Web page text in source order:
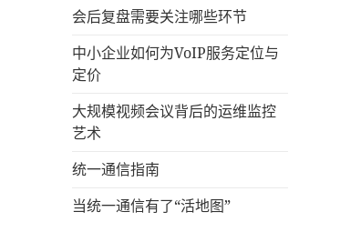
会后复盘需要关注哪些环节
中小企业如何为VoIP服务定位与
定价
大规模视频会议背后的运维监控
艺术
统一通信指南
当统一通信有了“活地图”